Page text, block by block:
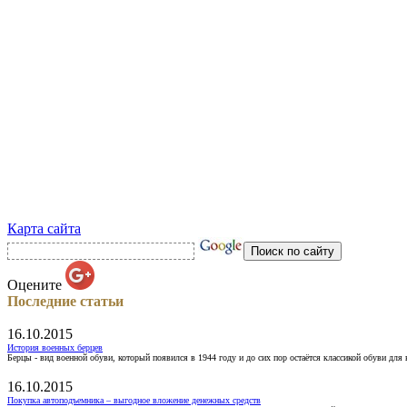
Карта сайта
Оцените
Последние статьи
16.10.2015
История военных берцев
Берцы - вид военной обуви, который появился в 1944 году и до сих пор остаётся классикой обуви
16.10.2015
Покупка автоподъемника – выгодное вложение денежных средств